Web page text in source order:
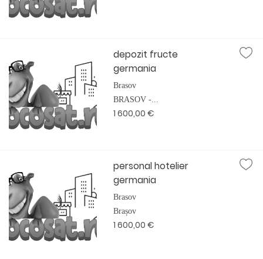
depozit fructe
germania
Brasov
BRASOV -...
1 600,00 €
personal hotelier
germania
Brasov
Brașov
1 600,00 €